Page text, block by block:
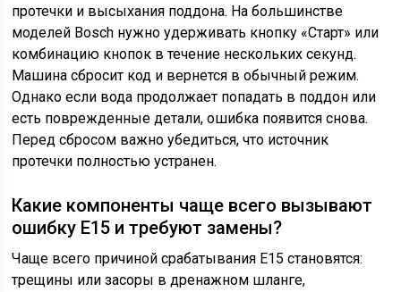
протечки и высыхания поддона. На большинстве
моделей Bosch нужно удерживать кнопку «Старт» или
комбинацию кнопок в течение нескольких секунд.
Машина сбросит код и вернется в обычный режим.
Однако если вода продолжает попадать в поддон или
есть поврежденные детали, ошибка появится снова.
Перед сбросом важно убедиться, что источник
протечки полностью устранен.
Какие компоненты чаще всего вызывают
ошибку E15 и требуют замены?
Чаще всего причиной срабатывания E15 становятся:
трещины или засоры в дренажном шланге,